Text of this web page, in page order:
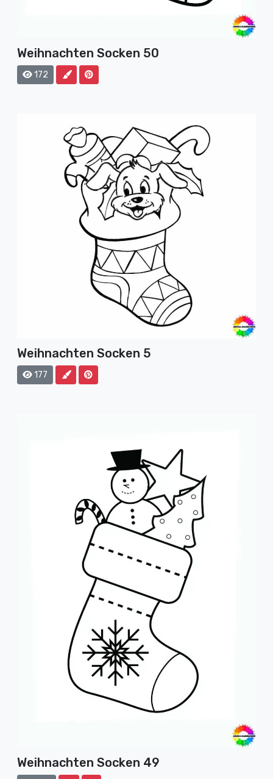
Weihnachten Socken 50
172
Weihnachten Socken 5
177
Weihnachten Socken 49